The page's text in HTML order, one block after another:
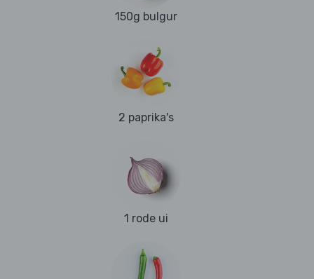
150g bulgur
2 paprika's
1 rode ui